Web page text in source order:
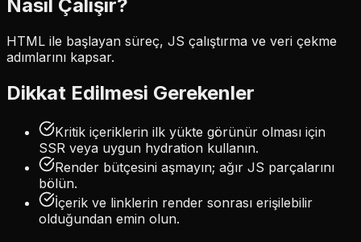
Nasıl Çalışır?
HTML ile başlayan süreç, JS çalıştırma ve veri çekme
adımlarını kapsar.
Dikkat Edilmesi Gerekenler
Kritik içeriklerin ilk yükte görünür olması için
SSR veya uygun hydration kullanın.
Render bütçesini aşmayın; ağır JS parçalarını
bölün.
İçerik ve linklerin render sonrası erişilebilir
olduğundan emin olun.